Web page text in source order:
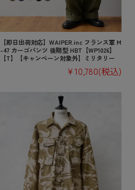
【即日出荷対応】WAIPER.inc フランス軍 M
-47 カーゴパンツ 後期型 HBT【WP1026】
【T】【キャンペーン対象外】ミリタリー
¥10,780(税込)